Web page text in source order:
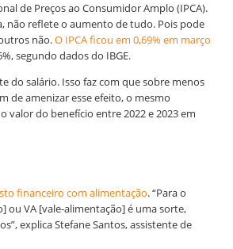
de Preços ao Consumidor Amplo (IPCA).
não reflete o aumento de tudo. Pois pode
não.O IPCA ficou em 0,69% em março
segundo dados do IBGE.
do salário. Isso faz com que sobre menos
de amenizar esse efeito, o mesmo
do benefício entre 2022 e 2023 em
financeiro com alimentação. “Para o
ou VA [vale-alimentação] é uma sorte,
explica Stefane Santos, assistente de